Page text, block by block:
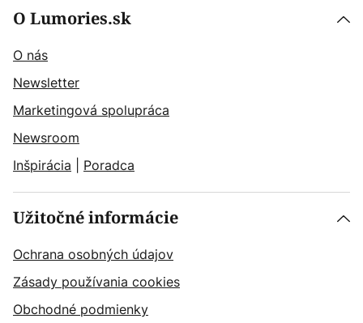
O Lumories.sk
O nás
Newsletter
Marketingová spolupráca
Newsroom
Inšpirácia
Poradca
Užitočné informácie
Ochrana osobných údajov
Zásady používania cookies
Obchodné podmienky